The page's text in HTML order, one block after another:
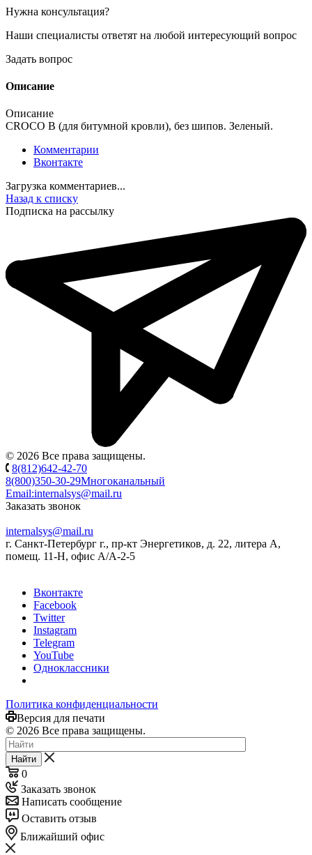
Нужна консультация?
Наши специалисты ответят на любой интересующий вопрос
Задать вопрос
Описание
Описание
CROCO B (для битумной кровли), без шипов. Зеленый.
Комментарии
Вконтакте
Загрузка комментариев...
Назад к списку
Подписка на рассылку
© 2026 Все права защищены.
8(812)642-42-70
8(800)350-30-29Многоканальный
Email:internalsys@mail.ru
Заказать звонок
internalsys@mail.ru
г. Санкт-Петербург г., пр-кт Энергетиков, д. 22, литера А,
помещ. 11-Н, офис А/А-2-5
Вконтакте
Facebook
Twitter
Instagram
Telegram
YouTube
Одноклассники
Политика конфиденциальности
Версия для печати
© 2026 Все права защищены.
Найти
0
Заказать звонок
Написать сообщение
Оставить отзыв
Ближайший офис